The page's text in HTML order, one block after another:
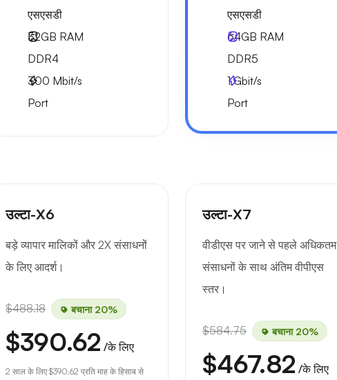
एसएसडी
32GB RAM
DDR4
300 Mbit/s
Port
एसएसडी
64GB RAM
DDR5
1Gbit/s
Port
उल्टा-X6
बड़े व्यापार मालिकों और 2X संसाधनों
के लिए आदर्श।
$488.18 बचाना 20%
$390.62 /के लिए
2 साल के लिए $390.62 प्रति माह के हिसाब से
उल्टा-X7
वीडीएस पर जाने से पहले अधिकतम
संसाधनों के साथ अंतिम वीपीएस
स्तर।
$584.75 बचाना 20%
$467.82 /के लिए